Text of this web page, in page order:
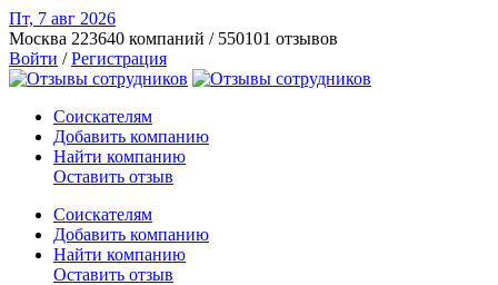
Пт, 7 авг 2026
Москва 223640 компаний / 550101 отзывов
Войти /Регистрация
Соискателям
Добавить компанию
Найти компанию
Оставить отзыв
Соискателям
Добавить компанию
Найти компанию
Оставить отзыв